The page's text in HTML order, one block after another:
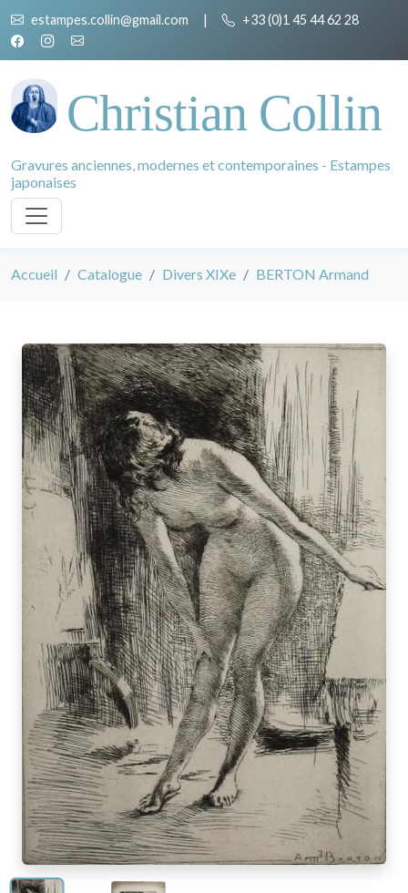
estampes.collin@gmail.com | +33 (0)1 45 44 62 28
Christian Collin
Gravures anciennes, modernes et contemporaines - Estampes
japonaises
Accueil Catalogue Divers XIXe BERTON Armand